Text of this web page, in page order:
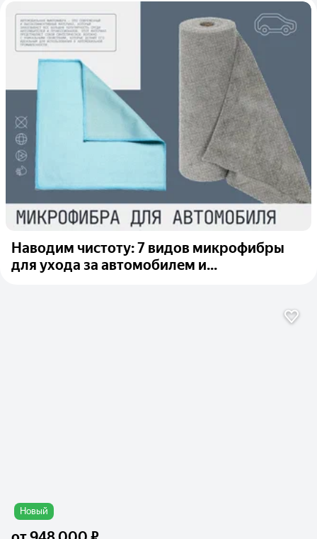
Наводим чистоту: 7 видов микрофибры
для ухода за автомобилем и...
Новый